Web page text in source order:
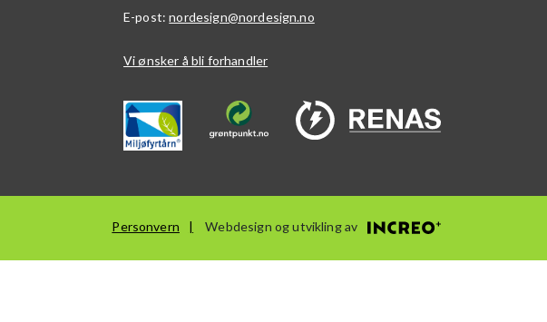
E-post:nordesign@nordesign.no
Vi ønsker å bli forhandler
Personvern Webdesign og utvikling av